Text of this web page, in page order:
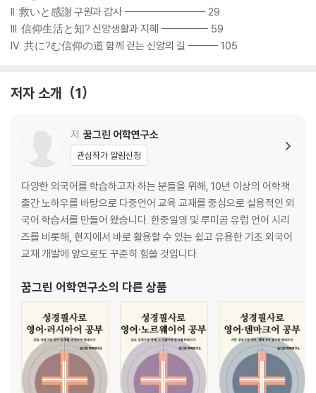
II. 救いと感謝 구원과 감사 ------------------- 29
III. 信仰生活と知? 신앙생활과 지혜 ----------- 59
IV. 共に?む信仰の道 함께 걷는 신앙의 길 ------- 105
저자 소개 1
저 꿈그린 어학연구소
관심작가 알림신청
다양한 외국어를 학습하고자 하는 분들을 위해, 10년 이상의 어학책
출간 노하우를 바탕으로 다중언어 교육 교재를 중심으로 실용적인 외
국어 학습서를 만들어 왔습니다. 한중일영 및 루미곰 유럽 언어 시리
즈를 비롯해, 현지에서 바로 활용할 수 있는 쉽고 유용한 기초 외국어
교재 개발에 앞으로도 꾸준히 힘쓸 것입니다.
꿈그린 어학연구소의 다른 상품